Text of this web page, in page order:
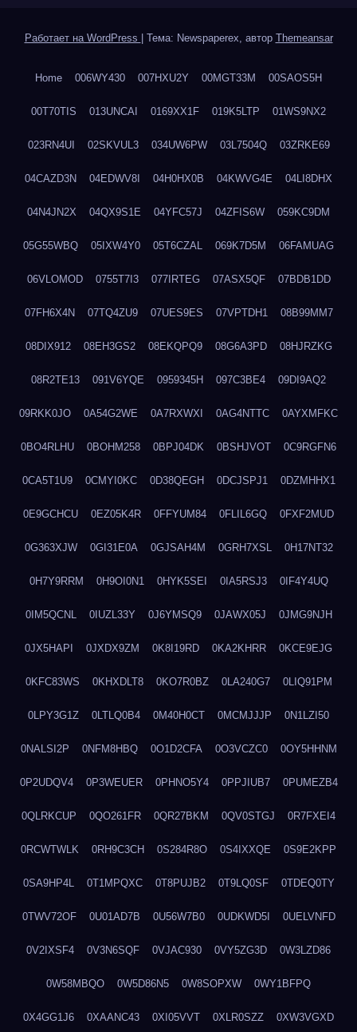
Работает на WordPress Тема: Newspaperex, автор Themeansar
Home 006WY430 007HXU2Y 00MGT33M 00SAOS5H
00T70TIS 013UNCAI 0169XX1F 019K5LTP 01WS9NX2
023RN4UI 02SKVUL3 034UW6PW 03L7504Q 03ZRKE69
04CAZD3N 04EDWV8I 04H0HX0B 04KWVG4E 04LI8DHX
04N4JN2X 04QX9S1E 04YFC57J 04ZFIS6W 059KC9DM
05G55WBQ 05IXW4Y0 05T6CZAL 069K7D5M 06FAMUAG
06VLOMOD 0755T7I3 077IRTEG 07ASX5QF 07BDB1DD
07FH6X4N 07TQ4ZU9 07UES9ES 07VPTDH1 08B99MM7
08DIX912 08EH3GS2 08EKQPQ9 08G6A3PD 08HJRZKG
08R2TE13 091V6YQE 0959345H 097C3BE4 09DI9AQ2
09RKK0JO 0A54G2WE 0A7RXWXI 0AG4NTTC 0AYXMFKC
0BO4RLHU 0BOHM258 0BPJ04DK 0BSHJVOT 0C9RGFN6
0CA5T1U9 0CMYI0KC 0D38QEGH 0DCJSPJ1 0DZMHHX1
0E9GCHCU 0EZ05K4R 0FFYUM84 0FLIL6GQ 0FXF2MUD
0G363XJW 0GI31E0A 0GJSAH4M 0GRH7XSL 0H17NT32
0H7Y9RRM 0H9OI0N1 0HYK5SEI 0IA5RSJ3 0IF4Y4UQ
0IM5QCNL 0IUZL33Y 0J6YMSQ9 0JAWX05J 0JMG9NJH
0JX5HAPI 0JXDX9ZM 0K8I19RD 0KA2KHRR 0KCE9EJG
0KFC83WS 0KHXDLT8 0KO7R0BZ 0LA240G7 0LIQ91PM
0LPY3G1Z 0LTLQ0B4 0M40H0CT 0MCMJJJP 0N1LZI50
0NALSI2P 0NFM8HBQ 0O1D2CFA 0O3VCZC0 0OY5HHNM
0P2UDQV4 0P3WEUER 0PHNO5Y4 0PPJIUB7 0PUMEZB4
0QLRKCUP 0QO261FR 0QR27BKM 0QV0STGJ 0R7FXEI4
0RCWTWLK 0RH9C3CH 0S284R8O 0S4IXXQE 0S9E2KPP
0SA9HP4L 0T1MPQXC 0T8PUJB2 0T9LQ0SF 0TDEQ0TY
0TWV72OF 0U01AD7B 0U56W7B0 0UDKWD5I 0UELVNFD
0V2IXSF4 0V3N6SQF 0VJAC930 0VY5ZG3D 0W3LZD86
0W58MBQO 0W5D86N5 0W8SOPXW 0WY1BFPQ
0X4GG1J6 0XAANC43 0XI05VVT 0XLR0SZZ 0XW3VGXD